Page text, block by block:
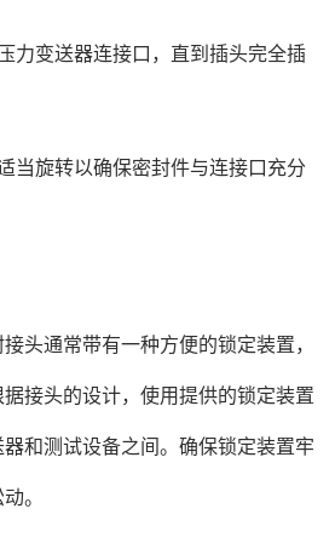
变送器连接口，直到插头完全插
旋转以确保密封件与连接口充分
通常带有一种方便的锁定装置，
接头的设计，使用提供的锁定装置
和测试设备之间。确保锁定装置牢
。